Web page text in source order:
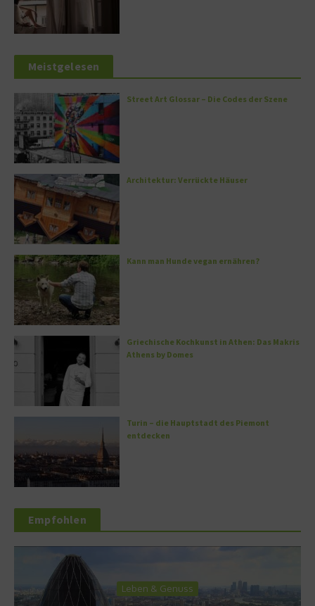
Meistgelesen
Street Art Glossar – Die Codes der Szene
Architektur: Verrückte Häuser
Kann man Hunde vegan ernähren?
Griechische Kochkunst in Athen: Das Makris
Athens by Domes
Turin – die Hauptstadt des Piemont
entdecken
Empfohlen
Leben & Genuss